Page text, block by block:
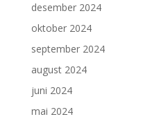
desember 2024
oktober 2024
september 2024
august 2024
juni 2024
mai 2024